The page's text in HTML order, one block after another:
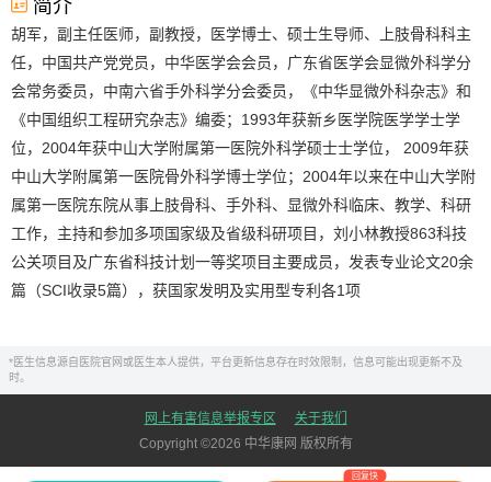
简介
胡军，副主任医师，副教授，医学博士、硕士生导师、上肢骨科科主
任，中国共产党党员，中华医学会会员，广东省医学会显微外科学分
会常务委员，中南六省手外科学分会委员，《中华显微外科杂志》和
《中国组织工程研究杂志》编委；1993年获新乡医学院医学学士学
位，2004年获中山大学附属第一医院外科学硕士士学位， 2009年获
中山大学附属第一医院骨外科学博士学位；2004年以来在中山大学附
属第一医院东院从事上肢骨科、手外科、显微外科临床、教学、科研
工作，主持和参加多项国家级及省级科研项目，刘小林教授863科技
公关项目及广东省科技计划一等奖项目主要成员，发表专业论文20余
篇（SCI收录5篇），获国家发明及实用型专利各1项
*医生信息源自医院官网或医生本人提供，平台更新信息存在时效限制，信息可能出现更新不及
时。
网上有害信息举报专区
关于我们
Copyright ©2026 中华康网 版权所有
回复快